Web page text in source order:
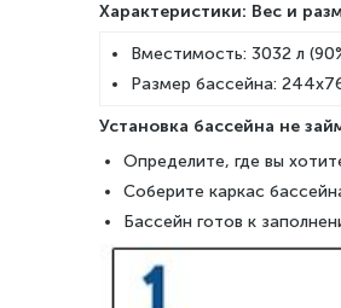
Характеристики: Вес и
Вместимость: 3032 л
Размер бассейна:
Установка бассейна не
Определите, где вы
Соберите каркас
Бассейн готов к